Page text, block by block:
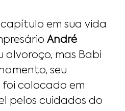
em sua vida
André
alvoroço, mas Babi
seu
foi colocado em
pelos cuidados do